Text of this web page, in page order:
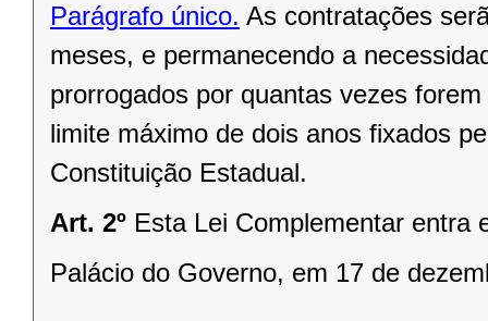
Parágrafo único. As contratações
meses, e permanecendo a
prorrogados por quantas vezes
limite máximo de dois anos fixados
Constituição Estadual.
Art. 2º Esta Lei Complementar entra
Palácio do Governo, em 17 de